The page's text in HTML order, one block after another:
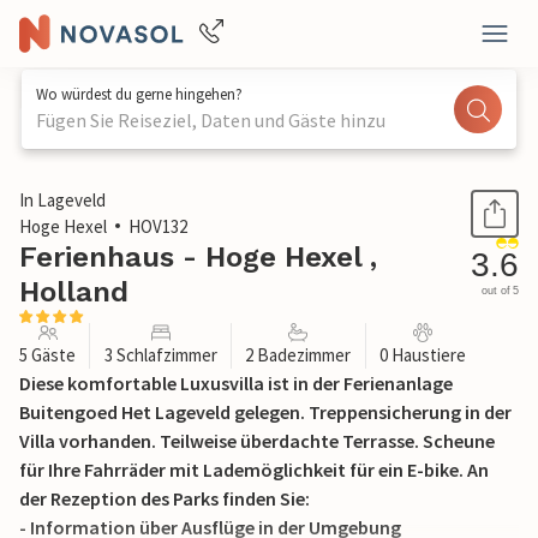
Wo würdest du gerne hingehen?
Fügen Sie Reiseziel, Daten und Gäste hinzu
1 / 32
In Lageveld
Hoge Hexel
HOV132
Ferienhaus - Hoge Hexel ,
Holland
3.6
out of 5
5 Gäste 3 Schlafzimmer 2 Badezimmer 0 Haustiere
Diese komfortable Luxusvilla ist in der Ferienanlage
Buitengoed Het Lageveld gelegen. Treppensicherung in der
Villa vorhanden. Teilweise überdachte Terrasse. Scheune
für Ihre Fahrräder mit Lademöglichkeit für ein E-bike. An
der Rezeption des Parks finden Sie:
- Information über Ausflüge in der Umgebung